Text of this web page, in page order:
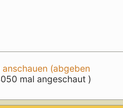
(abgeben
mal angeschaut )